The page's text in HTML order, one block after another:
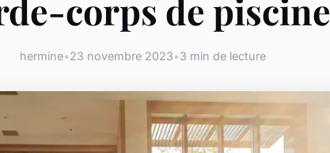
corps de piscine
hermine•23 novembre 2023•3 min de lecture